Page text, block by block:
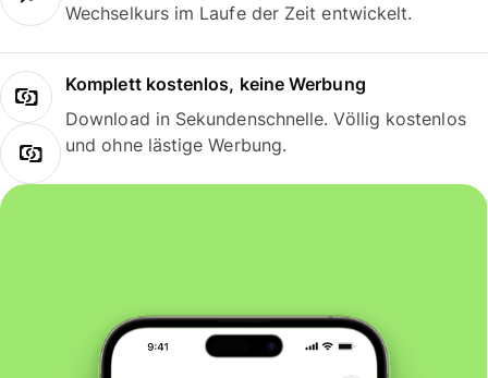
Wechselkurs im Laufe der Zeit entwickelt.
Komplett kostenlos, keine Werbung
Download in Sekundenschnelle. Völlig kostenlos
und ohne lästige Werbung.